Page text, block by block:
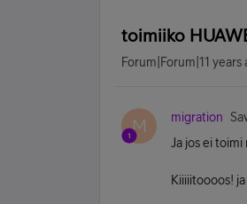
toimiiko
Forum|Forum|11 years
M migration
Ja jos ei
Kiiiiitoooos!